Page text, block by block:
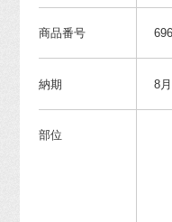
商品番号
納期 8
部位